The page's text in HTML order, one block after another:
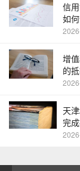
信
如
增
的
天
完